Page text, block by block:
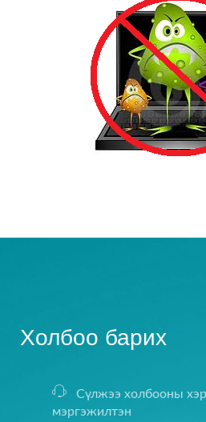
Холбоо барих
Сүлжээ холбооны
мэргэжилтэн